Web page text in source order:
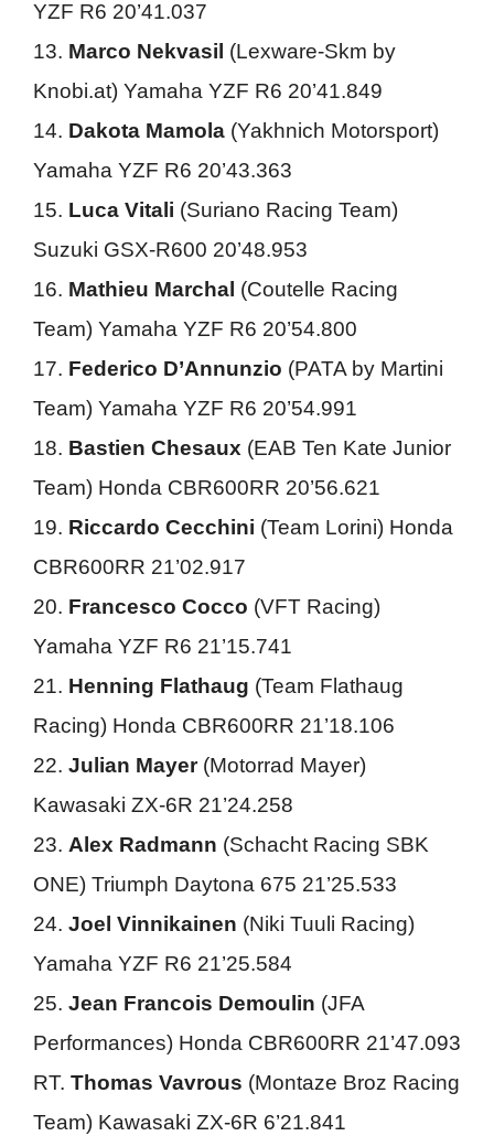
YZF R6 20’41.037
13. Marco Nekvasil (Lexware-Skm by
Knobi.at) Yamaha YZF R6 20’41.849
14. Dakota Mamola (Yakhnich Motorsport)
Yamaha YZF R6 20’43.363
15. Luca Vitali (Suriano Racing Team)
Suzuki GSX-R600 20’48.953
16. Mathieu Marchal (Coutelle Racing
Team) Yamaha YZF R6 20’54.800
17. Federico D’Annunzio (PATA by Martini
Team) Yamaha YZF R6 20’54.991
18. Bastien Chesaux (EAB Ten Kate Junior
Team) Honda CBR600RR 20’56.621
19. Riccardo Cecchini (Team Lorini) Honda
CBR600RR 21’02.917
20. Francesco Cocco (VFT Racing)
Yamaha YZF R6 21’15.741
21. Henning Flathaug (Team Flathaug
Racing) Honda CBR600RR 21’18.106
22. Julian Mayer (Motorrad Mayer)
Kawasaki ZX-6R 21’24.258
23. Alex Radmann (Schacht Racing SBK
ONE) Triumph Daytona 675 21’25.533
24. Joel Vinnikainen (Niki Tuuli Racing)
Yamaha YZF R6 21’25.584
25. Jean Francois Demoulin (JFA
Performances) Honda CBR600RR 21’47.093
RT. Thomas Vavrous (Montaze Broz Racing
Team) Kawasaki ZX-6R 6’21.841